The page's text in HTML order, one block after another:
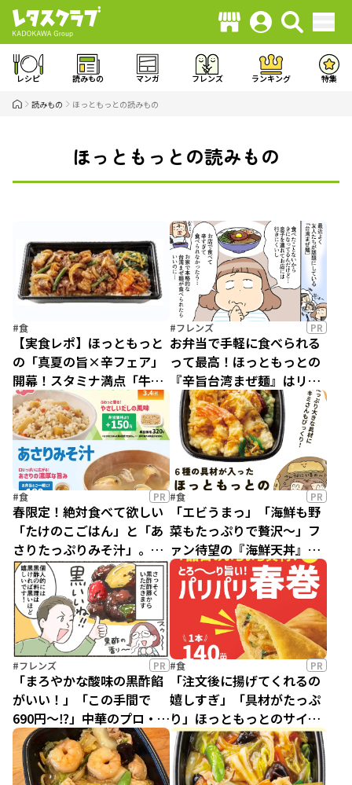
レシピ 読みもの マンガ フレンズ ランキング 特集
読みもの ほっともっとの読みもの
ほっともっとの読みもの
#食
【実食レポ】ほっともっと
の「真夏の旨×辛フェア」
開幕！スタミナ満点「牛カ
ルビ＆ホルモン重」で暑さ
を乗り切ろう
PR
#フレンズ
お弁当で手軽に食べられる
って最高！ほっともっとの
『辛旨台湾まぜ麺』はリピ
決定のうまさ！
PR
#食
春限定！絶対食べて欲しい
「たけのこごはん」と「あ
さりたっぷりみそ汁」。ほ
っともっと通の編集部員お
すすめの食べ方も紹介！
PR
#食
「エビうまっ」「海鮮も野
菜もたっぷりで贅沢～」フ
ァン待望の『海鮮天丼』が
今春もほっともっとに登
場！
PR
#フレンズ
「まろやかな酸味の黒酢餡
がいい！」「この手間で
690円～⁉」中華のプロ・料
理家今井亮先生が、ほっと
もっとの新作『黒酢酢豚弁
当』をジャッジ！
PR
#食
「注文後に揚げてくれるの
嬉しすぎ」「具材がたっぷ
り」ほっともっとのサイド
メニュー・春巻は隠れた名
品!?